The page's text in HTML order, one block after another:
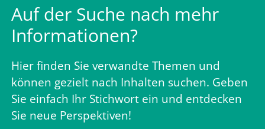
Auf der Suche nach mehr
Informationen?
Hier finden Sie verwandte Themen und
können gezielt nach Inhalten suchen. Geben
Sie einfach Ihr Stichwort ein und entdecken
Sie neue Perspektiven!